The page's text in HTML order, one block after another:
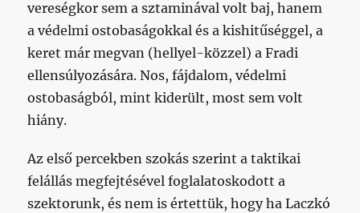
vereségkor sem a sztaminával volt baj, hanem
a védelmi ostobaságokkal és a kishitűséggel, a
keret már megvan (hellyel-közzel) a Fradi
ellensúlyozására. Nos, fájdalom, védelmi
ostobaságból, mint kiderült, most sem volt
hiány.
Az első percekben szokás szerint a taktikai
felállás megfejtésével foglalatoskodott a
szektorunk, és nem is értettük, hogy ha Laczkó